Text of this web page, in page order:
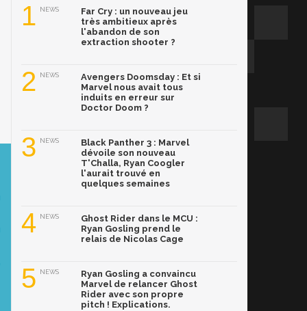
1 NEWS
Far Cry : un nouveau jeu
très ambitieux après
l'abandon de son
extraction shooter ?
2 NEWS
Avengers Doomsday : Et si
Marvel nous avait tous
induits en erreur sur
Doctor Doom ?
3 NEWS
Black Panther 3 : Marvel
dévoile son nouveau
T'Challa, Ryan Coogler
l'aurait trouvé en
quelques semaines
4 NEWS
Ghost Rider dans le MCU :
Ryan Gosling prend le
relais de Nicolas Cage
5 NEWS
Ryan Gosling a convaincu
Marvel de relancer Ghost
Rider avec son propre
pitch ! Explications.